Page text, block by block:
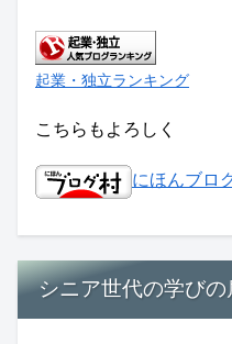
起業・独立ランキング
こちらもよろしく
にほんブロ
シニア世代の学びの